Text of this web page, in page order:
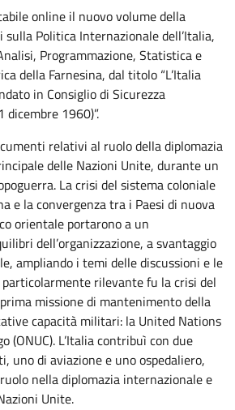
online il nuovo volume della
Politica Internazionale dell’Italia,
Programmazione, Statistica e
della Farnesina, dal titolo “L’Italia
in Consiglio di Sicurezza
1960)”.
relativi al ruolo della diplomazia
delle Nazioni Unite, durante un
La crisi del sistema coloniale
e la convergenza tra i Paesi di nuova
orientale portarono a un
dell’organizzazione, a svantaggio
ampliando i temi delle discussioni e le
rilevante fu la crisi del
missione di mantenimento della
capacità militari: la United Nations
(ONUC). L’Italia contribuì con due
uno di aviazione e uno ospedaliero,
nella diplomazia internazionale e
Unite.